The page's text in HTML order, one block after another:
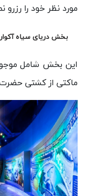
مورد نظر خود را رزرو
بخش دریای سیاه
این بخش شامل
ماکتی از کشتی